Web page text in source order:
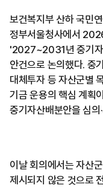
보건복지부 산하 국민
정부서울청사에서
'2027~2031년 중기자
안건으로 논의했다. 중
대체투자 등 자산군별
기금 운용의 핵심 계획
중기자산배분안을 심의
이날 회의에서는 자산
제시되지 않은 것으로